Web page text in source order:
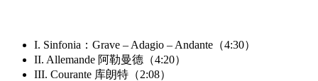
I. Sinfonia：Grave – Adagio – Andante（4:30）
II. Allemande 阿勒曼德（4:20）
III. Courante 库朗特（2:08）